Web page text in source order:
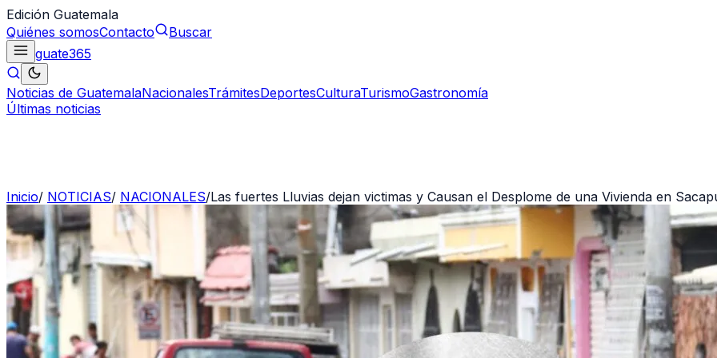
Edición Guatemala
Quiénes somosContacto
Buscar
guate365
Noticias de GuatemalaNacionalesTrámitesDeportesCulturaTurismoGastronomía
Últimas noticias
Inicio/ NOTICIAS/ NACIONALES/Las fuertes Lluvias dejan victimas y Causan el Desplome de una Vivienda en